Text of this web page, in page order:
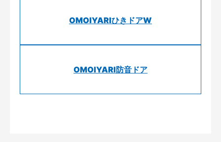
OMOIYARIひきドアW
OMOIYARI防音ドア